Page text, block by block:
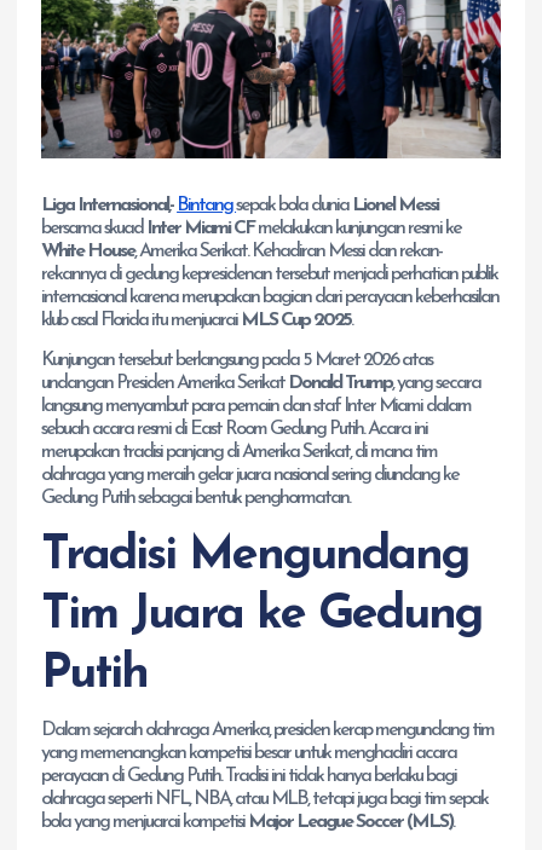
Liga Internasional,- Bintangsepak bola dunia Lionel Messi
bersama skuad Inter Miami CFmelakukan kunjungan resmi ke
White House, Amerika Serikat. Kehadiran Messi dan rekan-
rekannya di gedung kepresidenan tersebut menjadi perhatian publik
internasional karena merupakan bagian dari perayaan keberhasilan
klub asal Florida itu menjuarai MLS Cup 2025.
Kunjungan tersebut berlangsung pada 5 Maret 2026 atas
undangan Presiden Amerika Serikat Donald Trump, yang secara
langsung menyambut para pemain dan staf Inter Miami dalam
sebuah acara resmi di East Room Gedung Putih. Acara ini
merupakan tradisi panjang di Amerika Serikat, di mana tim
olahraga yang meraih gelar juara nasional sering diundang ke
Gedung Putih sebagai bentuk penghormatan.
Tradisi Mengundang
Tim Juara ke Gedung
Putih
Dalam sejarah olahraga Amerika, presiden kerap mengundang tim
yang memenangkan kompetisi besar untuk menghadiri acara
perayaan di Gedung Putih. Tradisi ini tidak hanya berlaku bagi
olahraga seperti NFL, NBA, atau MLB, tetapi juga bagi tim sepak
bola yang menjuarai kompetisi Major League Soccer (MLS).